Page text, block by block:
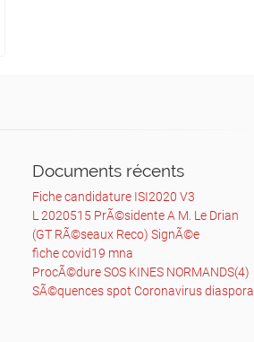
Documents récents
Fiche candidature ISI2020 V3
L 2020515 PrÃ©sidente A M. Le Drian
(GT RÃ©seaux Reco) SignÃ©e
fiche covid19 mna
ProcÃ©dure SOS KINES NORMANDS(4)
SÃ©quences spot Coronavirus diaspora